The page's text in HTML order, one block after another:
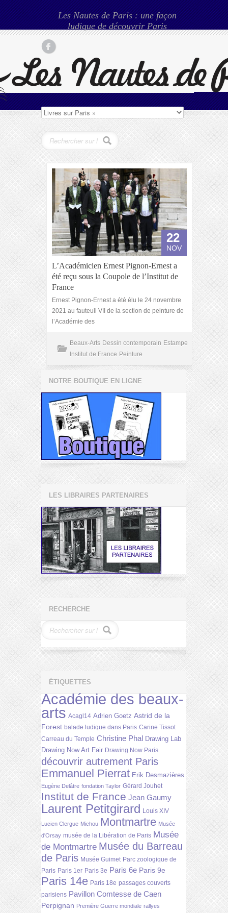
Les Nautes de Paris : une façon
ludique de découvrir Paris
22
NOV
L’Académicien Ernest Pignon-Ernest a
été reçu sous la Coupole de l’Institut de
France
Ernest Pignon-Ernest a été élu le 24 novembre
2021 au fauteuil VII de la section de peinture de
l’Académie des
Beaux-Arts Dessin contemporain Estampe
Institut de France Peinture
NOTRE BOUTIQUE EN LIGNE
LES LIBRAIRES PARTENAIRES
RECHERCHE
ÉTIQUETTES
Académie des beaux-
arts Acagl14 Adrien Goetz Astrid de la
Forest balade ludique dans Paris Carine Tissot
Carreau du Temple Christine Phal Drawing Lab
Drawing Now Art Fair Drawing Now Paris
découvrir autrement Paris
Emmanuel Pierrat Erik Desmazières
Eugène Delâtre fondation Taylor Gérard Jouhet
Institut de France Jean Gaumy
Laurent Petitgirard Louis XIV
Lucien Clergue Michou Montmartre Musée
d'Orsay musée de la Libération de Paris Musée
de Montmartre Musée du Barreau
de Paris Musée Guimet Parc zoologique de
Paris Paris 1er Paris 3e Paris 6e Paris 9e
Paris 14e Paris 18e passages couverts
parisiens Pavillon Comtesse de Caen
Perpignan Première Guerre mondiale rallyes